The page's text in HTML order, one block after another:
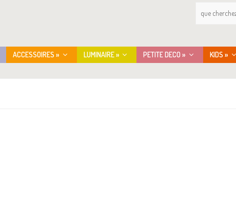
ACCESSOIRES » LUMINAIRE » PETITE DECO » KIDS »